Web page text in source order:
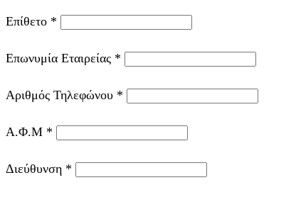
Επίθετο *
Επωνυμία Εταιρείας *
Αριθμός Τηλεφώνου *
Α.Φ.Μ *
Διεύθυνση *